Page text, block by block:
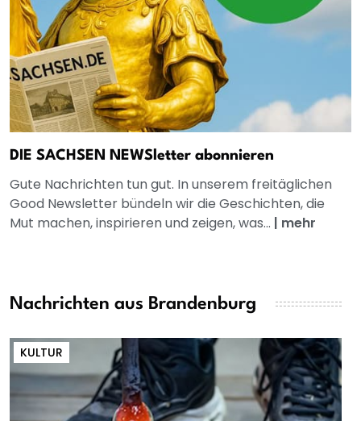
DIE SACHSEN NEWSletter abonnieren
Gute Nachrichten tun gut. In unserem freitäglichen
Good Newsletter bündeln wir die Geschichten, die
Mut machen, inspirieren und zeigen, was... | mehr
Nachrichten aus Brandenburg
KULTUR